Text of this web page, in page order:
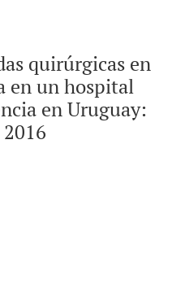
quirúrgicas en
en un hospital
en Uruguay: